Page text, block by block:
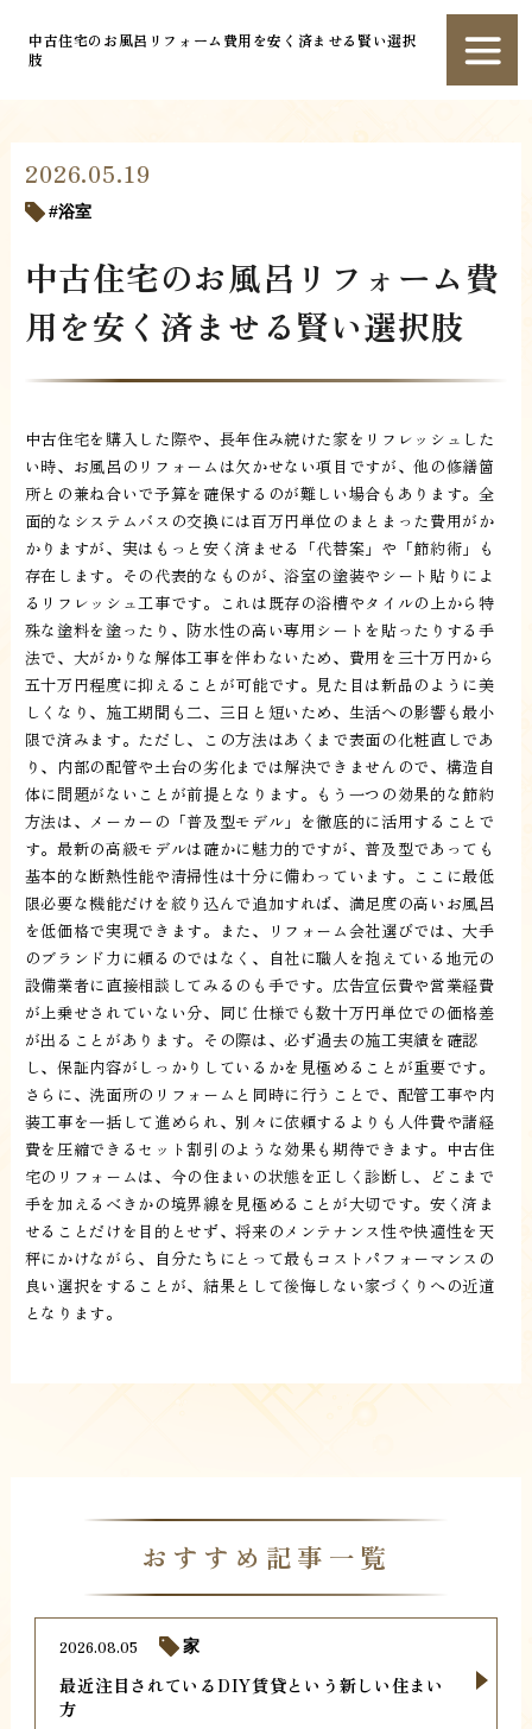
中古住宅のお風呂リフォーム費用を安く済ませる賢い選択
肢
2026.05.19
浴室
中古住宅のお風呂リフォーム費
用を安く済ませる賢い選択肢
中古住宅を購入した際や、長年住み続けた家をリフレッシュした
い時、お風呂のリフォームは欠かせない項目ですが、他の修繕箇
所との兼ね合いで予算を確保するのが難しい場合もあります。全
面的なシステムバスの交換には百万円単位のまとまった費用がか
かりますが、実はもっと安く済ませる「代替案」や「節約術」も
存在します。その代表的なものが、浴室の塗装やシート貼りによ
るリフレッシュ工事です。これは既存の浴槽やタイルの上から特
殊な塗料を塗ったり、防水性の高い専用シートを貼ったりする手
法で、大がかりな解体工事を伴わないため、費用を三十万円から
五十万円程度に抑えることが可能です。見た目は新品のように美
しくなり、施工期間も二、三日と短いため、生活への影響も最小
限で済みます。ただし、この方法はあくまで表面の化粧直しであ
り、内部の配管や土台の劣化までは解決できませんので、構造自
体に問題がないことが前提となります。もう一つの効果的な節約
方法は、メーカーの「普及型モデル」を徹底的に活用することで
す。最新の高級モデルは確かに魅力的ですが、普及型であっても
基本的な断熱性能や清掃性は十分に備わっています。ここに最低
限必要な機能だけを絞り込んで追加すれば、満足度の高いお風呂
を低価格で実現できます。また、リフォーム会社選びでは、大手
のブランド力に頼るのではなく、自社に職人を抱えている地元の
設備業者に直接相談してみるのも手です。広告宣伝費や営業経費
が上乗せされていない分、同じ仕様でも数十万円単位での価格差
が出ることがあります。その際は、必ず過去の施工実績を確認
し、保証内容がしっかりしているかを見極めることが重要です。
さらに、洗面所のリフォームと同時に行うことで、配管工事や内
装工事を一括して進められ、別々に依頼するよりも人件費や諸経
費を圧縮できるセット割引のような効果も期待できます。中古住
宅のリフォームは、今の住まいの状態を正しく診断し、どこまで
手を加えるべきかの境界線を見極めることが大切です。安く済ま
せることだけを目的とせず、将来のメンテナンス性や快適性を天
秤にかけながら、自分たちにとって最もコストパフォーマンスの
良い選択をすることが、結果として後悔しない家づくりへの近道
となります。
おすすめ記事一覧
最近注目されているDIY賃貸という新しい住まい
方
2026.08.05 家